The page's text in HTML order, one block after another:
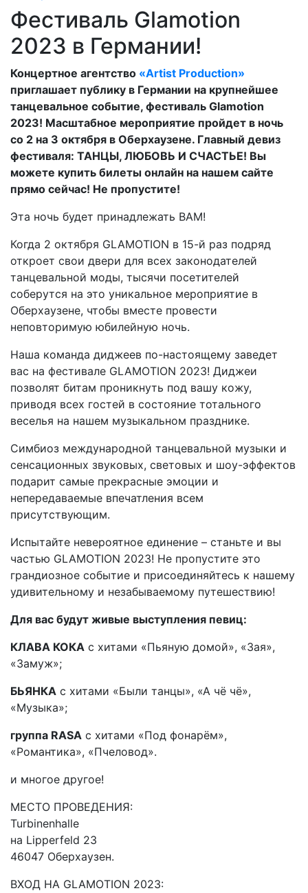
Фестиваль Glamotion
2023 в Германии!
Концертное агентство «Artist Production»
приглашает публику в Германии на крупнейшее
танцевальное событие, фестиваль Glamotion
2023! Масштабное мероприятие пройдет в ночь
со 2 на 3 октября в Оберхаузене. Главный девиз
фестиваля: ТАНЦЫ, ЛЮБОВЬ И СЧАСТЬЕ! Вы
можете купить билеты онлайн на нашем сайте
прямо сейчас! Не пропустите!
Эта ночь будет принадлежать ВАМ!
Когда 2 октября GLAMOTION в 15-й раз подряд
откроет свои двери для всех законодателей
танцевальной моды, тысячи посетителей
соберутся на это уникальное мероприятие в
Оберхаузене, чтобы вместе провести
неповторимую юбилейную ночь.
Наша команда диджеев по-настоящему заведет
вас на фестивале GLAMOTION 2023! Диджеи
позволят битам проникнуть под вашу кожу,
приводя всех гостей в состояние тотального
веселья на нашем музыкальном празднике.
Симбиоз международной танцевальной музыки и
сенсационных звуковых, световых и шоу-эффектов
подарит самые прекрасные эмоции и
непередаваемые впечатления всем
присутствующим.
Испытайте невероятное единение – станьте и вы
частью GLAMOTION 2023! Не пропустите это
грандиозное событие и присоединяйтесь к нашему
удивительному и незабываемому путешествию!
Для вас будут живые выступления певиц:
КЛАВА КОКА с хитами «Пьяную домой», «Зая»,
«Замуж»;
БЬЯНКА с хитами «Были танцы», «А чё чё»,
«Музыка»;
группа RASA с хитами «Под фонарём»,
«Романтика», «Пчеловод».
и многое другое!
МЕСТО ПРОВЕДЕНИЯ:
Turbinenhalle
на Lipperfeld 23
46047 Оберхаузен.
ВХОД НА GLAMOTION 2023: